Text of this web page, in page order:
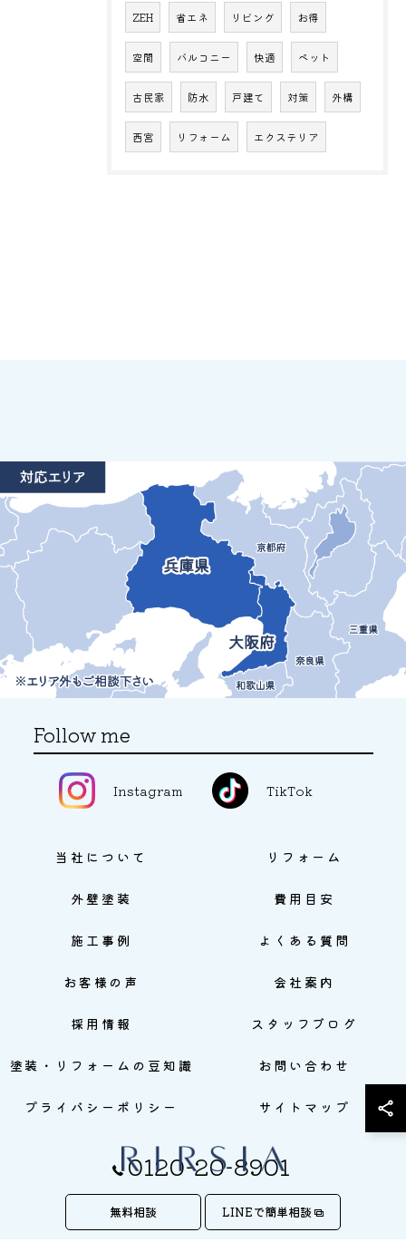
ZEH 省エネ リビング お得
空間 バルコニー 快適 ペット
古民家 防水 戸建て 対策 外構
西宮 リフォーム エクステリア
0120-20-8901
無料相談 LINEで簡単相談
Follow me
Instagram TikTok
当社について リフォーム
外壁塗装 費用目安
施工事例 よくある質問
お客様の声 会社案内
採用情報 スタッフブログ
塗装・リフォームの豆知識 お問い合わせ
プライバシーポリシー サイトマップ
© 2026 株式会社RIRSIA ALL RIGHTS RESERVED.